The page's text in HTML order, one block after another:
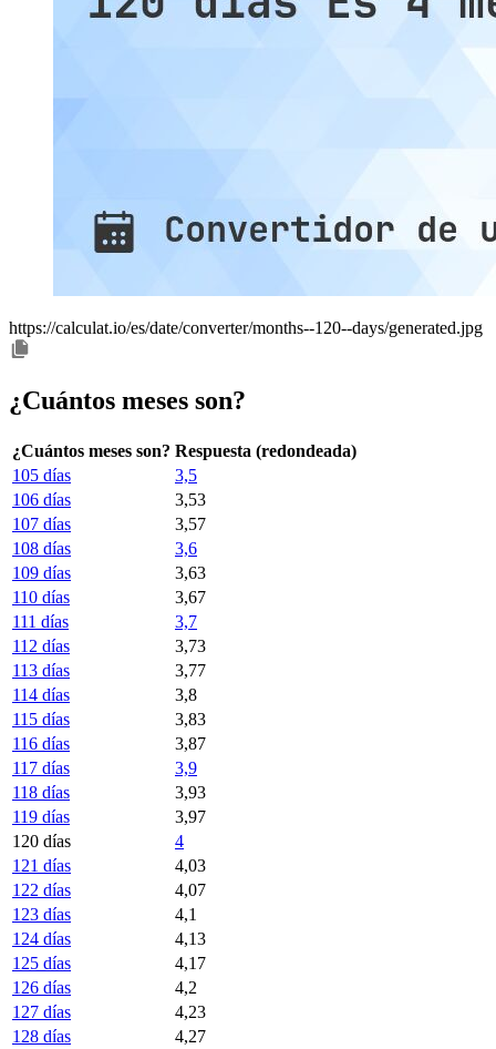
https://calculat.io/es/date/converter/months--120--days/generated.jpg
¿Cuántos meses son?
¿Cuántos meses son? Respuesta (redondeada)
105 días
3,5
106 días
3,53
107 días
3,57
108 días
3,6
109 días
3,63
110 días
3,67
111 días
3,7
112 días
3,73
113 días
3,77
114 días
3,8
115 días
3,83
116 días
3,87
117 días
3,9
118 días
3,93
119 días
3,97
120 días
4
121 días
4,03
122 días
4,07
123 días
4,1
124 días
4,13
125 días
4,17
126 días
4,2
127 días
4,23
128 días
4,27